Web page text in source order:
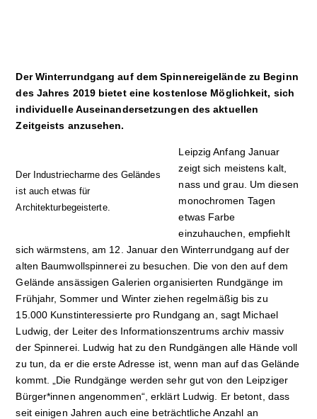
Der Winterrundgang auf dem Spinnereigelände zu Beginn
des Jahres 2019 bietet eine kostenlose Möglichkeit, sich
individuelle Auseinandersetzungen des aktuellen
Zeitgeists anzusehen.
Der Industriecharme des Geländes
ist auch etwas für
Architekturbegeisterte.
Leipzig Anfang Januar
zeigt sich meistens kalt,
nass und grau. Um diesen
monochromen Tagen
etwas Farbe
einzuhauchen, empfiehlt
sich wärmstens, am 12. Januar den Winterrundgang auf der
alten Baumwollspinnerei zu besuchen. Die von den auf dem
Gelände ansässigen Galerien organisierten Rundgänge im
Frühjahr, Sommer und Winter ziehen regelmäßig bis zu
15.000 Kunstinteressierte pro Rundgang an, sagt Michael
Ludwig, der Leiter des Informationszentrums archiv massiv
der Spinnerei. Ludwig hat zu den Rundgängen alle Hände voll
zu tun, da er die erste Adresse ist, wenn man auf das Gelände
kommt. „Die Rundgänge werden sehr gut von den Leipziger
Bürger*innen angenommen“, erklärt Ludwig. Er betont, dass
seit einigen Jahren auch eine beträchtliche Anzahl an